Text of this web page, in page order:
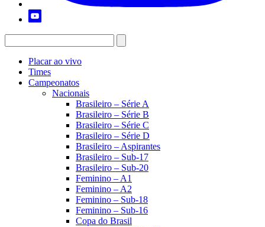
Placar ao vivo
Times
Campeonatos
Nacionais
Brasileiro – Série A
Brasileiro – Série B
Brasileiro – Série C
Brasileiro – Série D
Brasileiro – Aspirantes
Brasileiro – Sub-17
Brasileiro – Sub-20
Feminino – A1
Feminino – A2
Feminino – Sub-18
Feminino – Sub-16
Copa do Brasil